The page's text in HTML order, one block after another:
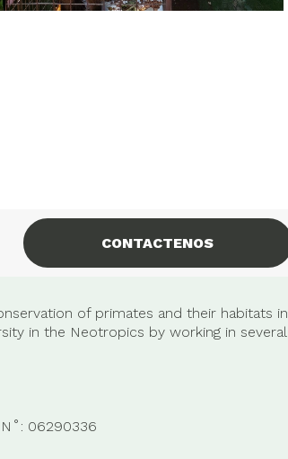
CONTACTENOS
of primates and their habitats in
in the Neotropics by working in several
N˚: 06290336